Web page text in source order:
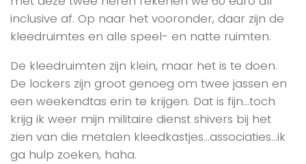
inclusive af. Op naar het vooronder, daar zijn de
kleedruimtes en alle speel- en natte ruimten.
De kleedruimten zijn klein, maar het is te doen.
De lockers zijn groot genoeg om twee jassen en
een weekendtas erin te krijgen. Dat is fijn…toch
krijg ik weer mijn militaire dienst shivers bij het
zien van die metalen kleedkastjes…associaties…ik
ga hulp zoeken, haha.